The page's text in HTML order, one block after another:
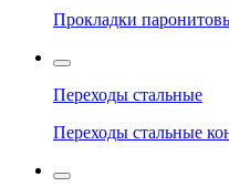
Прокладки
Переходы стальные
Переходы стальные